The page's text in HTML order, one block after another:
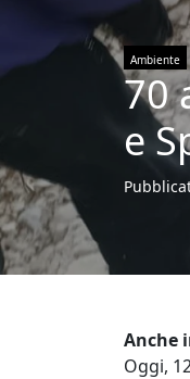
Ambiente
70
e
Anche
Oggi,